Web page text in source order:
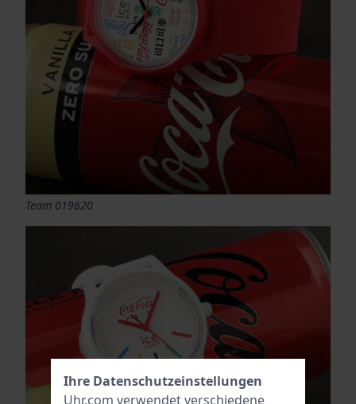
Team 019620
Ihre Datenschutzeinstellungen
Uhr.com verwendet verschiedene